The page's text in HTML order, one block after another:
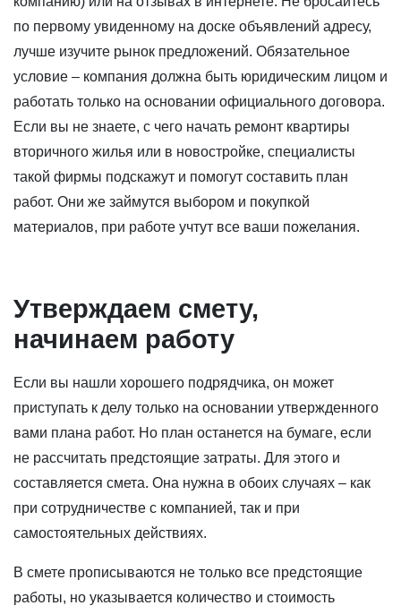
по первому увиденному на доске объявлений адресу,
лучше изучите рынок предложений. Обязательное
условие – компания должна быть юридическим лицом и
работать только на основании официального договора.
Если вы не знаете, с чего начать ремонт квартиры
вторичного жилья или в новостройке, специалисты
такой фирмы подскажут и помогут составить план
работ. Они же займутся выбором и покупкой
материалов, при работе учтут все ваши пожелания.
Утверждаем смету,
начинаем работу
Если вы нашли хорошего подрядчика, он может
приступать к делу только на основании утвержденного
вами плана работ. Но план останется на бумаге, если
не рассчитать предстоящие затраты. Для этого и
составляется смета. Она нужна в обоих случаях – как
при сотрудничестве с компанией, так и при
самостоятельных действиях.
В смете прописываются не только все предстоящие
работы, но указывается количество и стоимость